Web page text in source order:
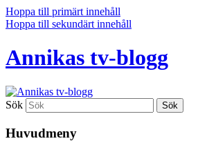
Hoppa till primärt innehåll
Hoppa till sekundärt innehåll
Annikas tv-blogg
Sök
Huvudmeny